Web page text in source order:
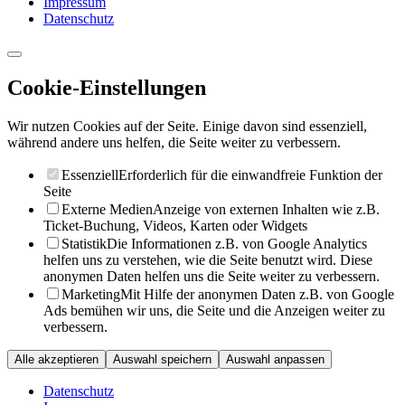
Datenschutz
Cookie-Einstellungen
Wir nutzen Cookies auf der Seite. Einige davon sind essenziell,
während andere uns helfen, die Seite weiter zu verbessern.
EssenziellErforderlich für die einwandfreie Funktion der
Seite
Externe MedienAnzeige von externen Inhalten wie z.B.
Ticket-Buchung, Videos, Karten oder Widgets
StatistikDie Informationen z.B. von Google Analytics
helfen uns zu verstehen, wie die Seite benutzt wird. Diese
anonymen Daten helfen uns die Seite weiter zu verbessern.
MarketingMit Hilfe der anonymen Daten z.B. von Google
Ads bemühen wir uns, die Seite und die Anzeigen weiter zu
verbessern.
Alle akzeptieren Auswahl speichern Auswahl anpassen
Datenschutz